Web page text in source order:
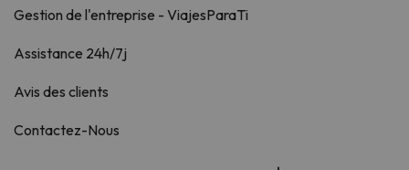
Gestion de l'entreprise - ViajesParaTi
Assistance 24h/7j
Avis des clients
Contactez-Nous